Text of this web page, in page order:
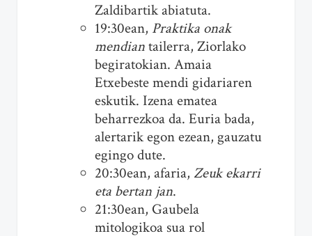
Zaldibartik abiatuta.
19:30ean, Praktika onak
mendiantailerra, Ziorlako
begiratokian. Amaia
Etxebeste mendi gidariaren
eskutik. Izena ematea
beharrezkoa da. Euria bada,
alertarik egon ezean, gauzatu
egingo dute.
20:30ean, afaria, Zeuk ekarri
eta bertan jan.
21:30ean, Gaubela
mitologikoa sua rol